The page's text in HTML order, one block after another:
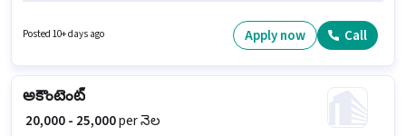
Medical Benefits ఉన్నాయి. ఈ ఉద్యోగం 1 - 4 ఏళ్లు సంవత్సరాల అనుభవం ఉన్న
వారికి కోసం, నెల జీతం ₹30000 ఉంటుంది. ఈ ఉద్యోగం Full Time ప్రాతిపదికపై, DAY
Posted 10+ days ago Apply now Call
అకౌంటెంట్
₹ 20,000 - 25,000per నెల